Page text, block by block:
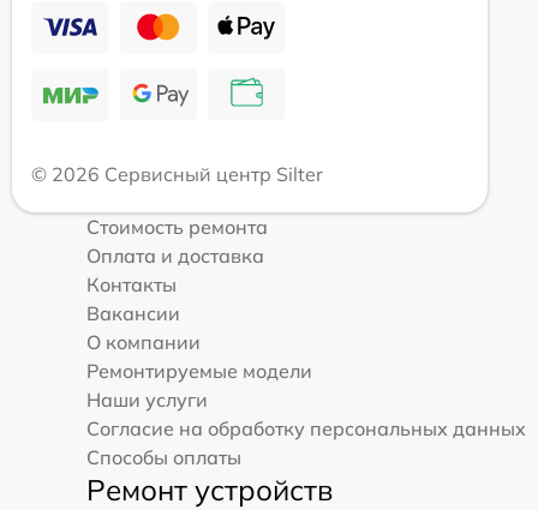
© 2026 Сервисный центр Silter
Стоимость ремонта
Оплата и доставка
Контакты
Вакансии
О компании
Ремонтируемые модели
Наши услуги
Согласие на обработку персональных данных
Способы оплаты
Ремонт устройств